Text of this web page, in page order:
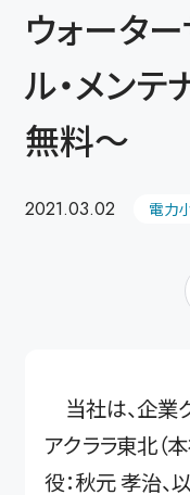
ウォータ
ル・メン
無料～
2021.03.02 電力
当社は、企業
アクララ東北（
役：秋元 孝治、